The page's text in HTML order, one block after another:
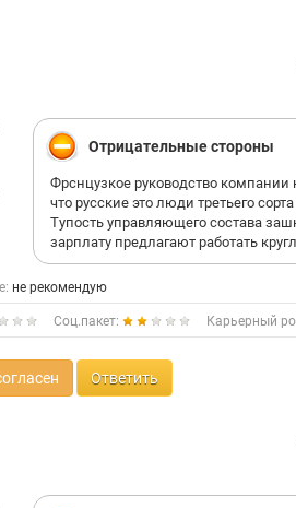
Отрицательные стороны
Фрснцузкое руководство компании
что русские это люди третьего
Тупость управляющего состава
зарплату предлагают работать
не рекомендую
Соц.пакет: Карьерный
Ответить